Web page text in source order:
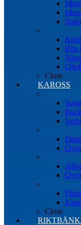
Bits
Close
KAROSS
Close